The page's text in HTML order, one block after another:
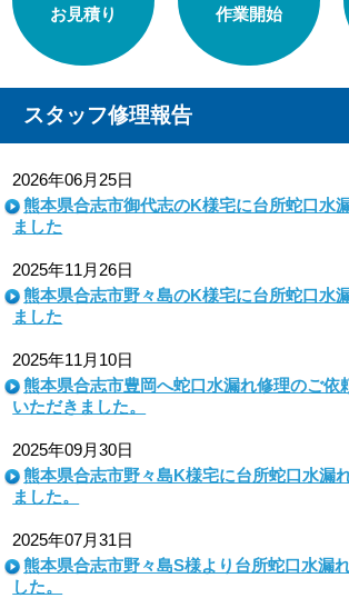
お見積り
作業開始
スタッフ修理報告
2026年06月25日
熊本県合志市御代志のK様宅に台所蛇口水
ました
2025年11月26日
熊本県合志市野々島のK様宅に台所蛇口水
ました
2025年11月10日
熊本県合志市豊岡へ蛇口水漏れ修理のご依
いただきました。
2025年09月30日
熊本県合志市野々島K様宅に台所蛇口水漏
ました。
2025年07月31日
熊本県合志市野々島S様より台所蛇口水漏
した。